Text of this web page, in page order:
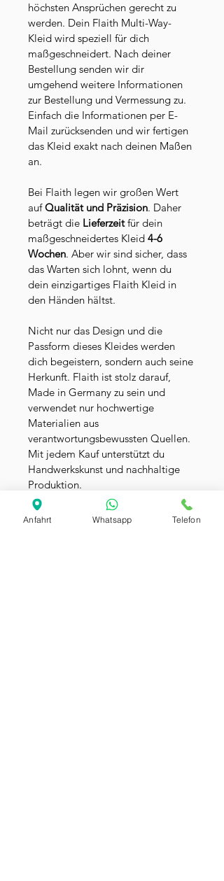
höchsten Ansprüchen gerecht zu
werden. Dein Flaith Multi-Way-
Kleid wird speziell für dich
maßgeschneidert. Nach deiner
Bestellung senden wir dir
umgehend weitere Informationen
zur Bestellung und Vermessung zu.
Einfach die Informationen per E-
Mail zurücksenden und wir fertigen
das Kleid exakt nach deinen Maßen
an.
Bei Flaith legen wir großen Wert
auf Qualität und Präzision. Daher
beträgt die Lieferzeit für dein
maßgeschneidertes Kleid 4-6
Wochen. Aber wir sind sicher, dass
das Warten sich lohnt, wenn du
dein einzigartiges Flaith Kleid in
den Händen hältst.
Nicht nur das Design und die
Passform dieses Kleides werden
dich begeistern, sondern auch seine
Herkunft. Flaith ist stolz darauf,
Made in Germany zu sein und
verwendet nur hochwertige
Materialien aus
verantwortungsbewussten Quellen.
Mit jedem Kauf unterstützt du
Handwerkskunst und nachhaltige
Produktion.
Sichere dir jetzt dein einzigartiges
Anfahrt Whatsapp Telefon